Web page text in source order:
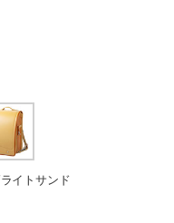
イトサンド